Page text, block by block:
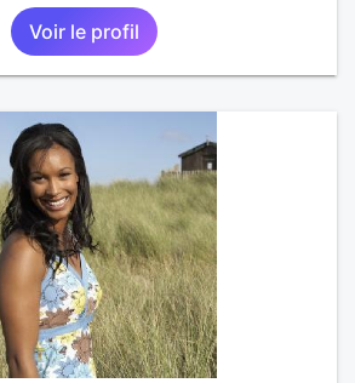
Voir le profil